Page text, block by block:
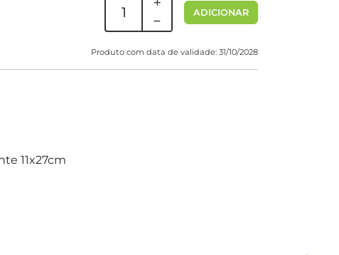
ADICIONAR
Produto com data de validade: 31/10/2028
11x27cm